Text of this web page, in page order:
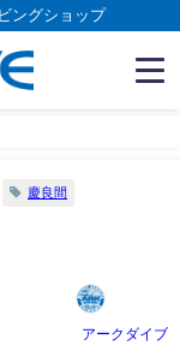
ングショップ
慶良間
アークダイブ